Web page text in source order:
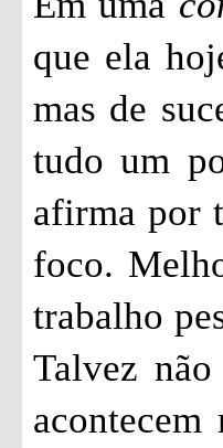
que ela
mas de
tudo um
afirma por
foco.
trabalho
Talvez